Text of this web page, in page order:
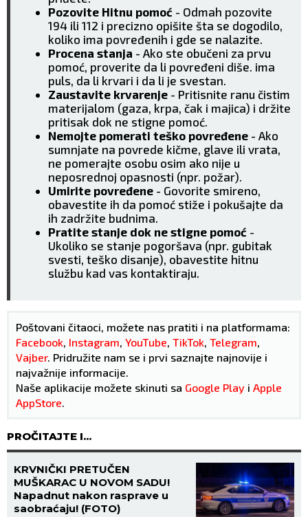
Pozovite Hitnu pomoć - Odmah pozovite
194 ili 112 i precizno opišite šta se dogodilo,
koliko ima povređenih i gde se nalazite.
Procena stanja - Ako ste obučeni za prvu
pomoć, proverite da li povređeni diše. ima
puls, da li krvari i da li je svestan.
Zaustavite krvarenje - Pritisnite ranu čistim
materijalom (gaza, krpa, čak i majica) i držite
pritisak dok ne stigne pomoć.
Nemojte pomerati teško povređene - Ako
sumnjate na povrede kičme, glave ili vrata,
ne pomerajte osobu osim ako nije u
neposrednoj opasnosti (npr. požar).
Umirite povređene - Govorite smireno,
obavestite ih da pomoć stiže i pokušajte da
ih zadržite budnima.
Pratite stanje dok ne stigne pomoć -
Ukoliko se stanje pogoršava (npr. gubitak
svesti, teško disanje), obavestite hitnu
službu kad vas kontaktiraju.
Poštovani čitaoci, možete nas pratiti i na platformama:
Facebook, Instagram, YouTube, TikTok, Telegram,
Vajber. Pridružite nam se i prvi saznajte najnovije i
najvažnije informacije.
Naše aplikacije možete skinuti sa Google Play i Apple
AppStore.
PROČITAJTE I...
KRVNIČKI PRETUČEN
MUŠKARAC U NOVOM SADU!
Napadnut nakon rasprave u
saobraćaju! (FOTO)